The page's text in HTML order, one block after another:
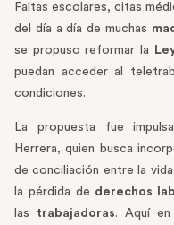
Faltas escolares, citas
del día a día de muchas
se propuso reformar la
puedan acceder al
condiciones.
La propuesta fue
Herrera, quien busca
de conciliación entre la vida
la pérdida de derechos
las trabajadoras. Aquí